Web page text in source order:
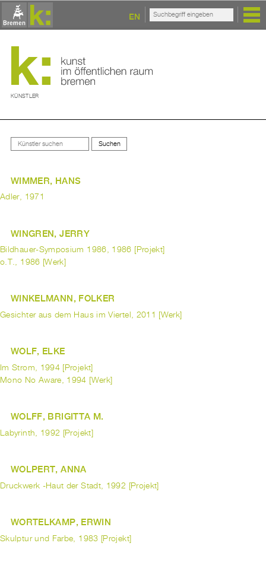
EN
KÜNSTLER
WIMMER, HANS
Adler, 1971
WINGREN, JERRY
Bildhauer-Symposium 1986, 1986 [Projekt]
o.T., 1986 [Werk]
WINKELMANN, FOLKER
Gesichter aus dem Haus im Viertel, 2011 [Werk]
WOLF, ELKE
Im Strom, 1994 [Projekt]
Mono No Aware, 1994 [Werk]
WOLFF, BRIGITTA M.
Labyrinth, 1992 [Projekt]
WOLPERT, ANNA
Druckwerk -Haut der Stadt, 1992 [Projekt]
WORTELKAMP, ERWIN
Skulptur und Farbe, 1983 [Projekt]